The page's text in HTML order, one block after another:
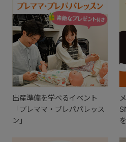
出産準備を学べるイベント
「プレママ・プレパパレッス
ン」